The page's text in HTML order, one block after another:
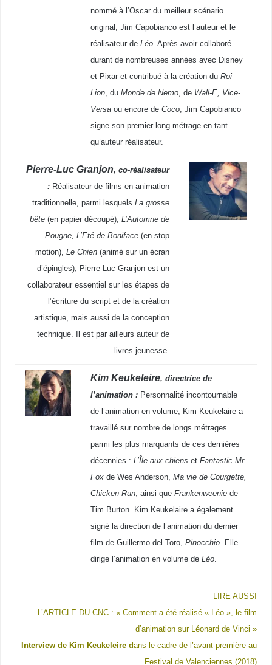
nommé à l’Oscar du meilleur scénario
original, Jim Capobianco est l’auteur et le
réalisateur de Léo . Après avoir collaboré
durant de nombreuses années avec Disney
et Pixar et contribué à la création du Roi
Lion , du Monde de Nemo , de Wall-E, Vice-
Versa ou encore de Coco , Jim Capobianco
signe son premier long métrage en tant
qu’auteur réalisateur.
Pierre-Luc Granjon, co-réalisateur
: Réalisateur de films en animation
traditionnelle, parmi lesquels La grosse
bête (en papier découpé), L’Automne de
Pougne, L’Eté de Boniface (en stop
motion), Le Chien (animé sur un écran
d’épingles), Pierre-Luc Granjon est un
collaborateur essentiel sur les étapes de
l’écriture du script et de la création
artistique, mais aussi de la conception
technique. Il est par ailleurs auteur de
livres jeunesse.
Kim Keukeleire, directrice de
l’animation : Personnalité incontournable
de l’animation en volume, Kim Keukelaire a
travaillé sur nombre de longs métrages
parmi les plus marquants de ces dernières
décennies : L’Île aux chiens et Fantastic Mr.
Fox de Wes Anderson, Ma vie de Courgette,
Chicken Run , ainsi que Frankenweenie de
Tim Burton. Kim Keukelaire a également
signé la direction de l’animation du dernier
film de Guillermo del Toro, Pinocchio . Elle
dirige l’animation en volume de Léo
LIRE AUSSI
L’ARTICLE DU CNC : « Comment a été réalisé « Léo », le film
d’animation sur Léonard de Vinci »
nterview de Kim Keukeleire dans le cadre de l’avant-première au
Festival de Valenciennes (2018)